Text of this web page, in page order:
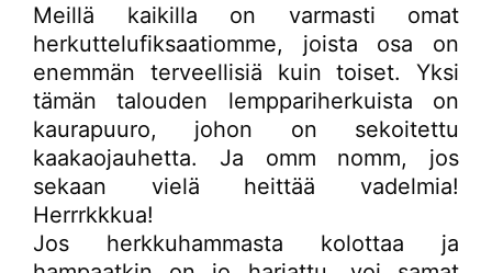
Meillä kaikilla on varmasti omat
herkuttelufiksaatiomme, joista osa on
enemmän terveellisiä kuin toiset. Yksi
tämän talouden lemppariherkuista on
kaurapuuro, johon on sekoitettu
kaakaojauhetta. Ja omm nomm, jos
sekaan vielä heittää vadelmia!
Herrrkkkua!
Jos herkkuhammasta kolottaa ja